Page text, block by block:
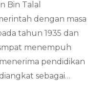
Bin Talal
dengan masa
tahun 1935 dan
menempuh
pendidikan
sebagai…